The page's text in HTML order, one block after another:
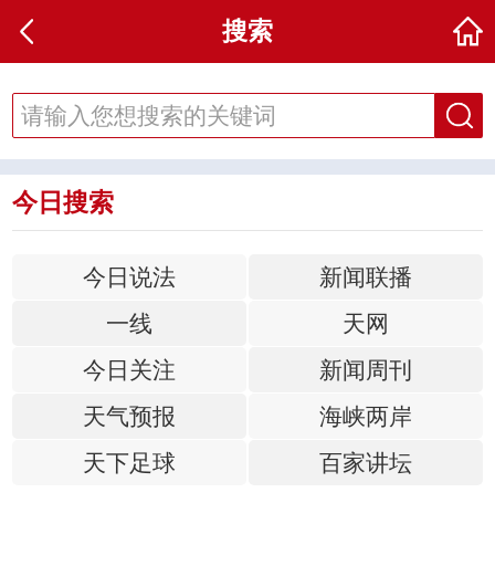
搜索
今日搜索
今日说法
新闻联播
一线
天网
今日关注
新闻周刊
天气预报
海峡两岸
天下足球
百家讲坛